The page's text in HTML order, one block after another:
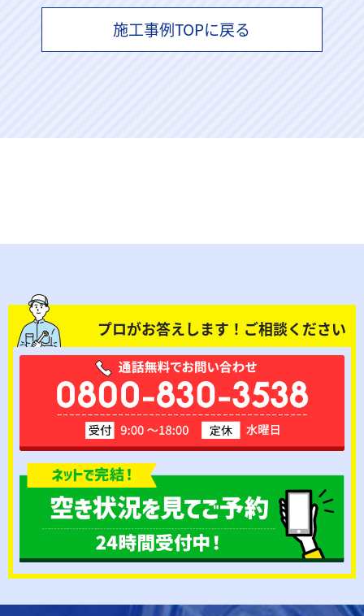
施工事例TOPに戻る
プロがお答えします！ご相談ください